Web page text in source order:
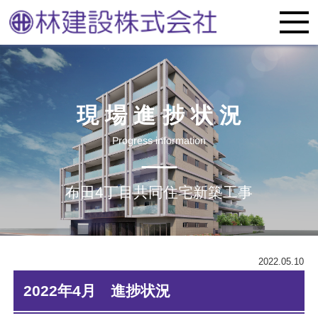
現場進捗状況
Progress information
布田4丁目共同住宅新築工事
2022.05.10
2022年4月 進捗状況